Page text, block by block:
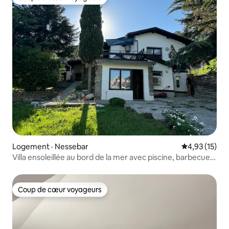
Logement · Nessebar Note
4,93 (15)
Villa ensoleillée au bord de la mer avec piscine, barbecue
Coup de cœur voyageurs
Coup de cœur voyageurs